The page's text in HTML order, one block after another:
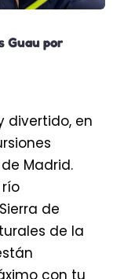
Guau por
divertido, en
Madrid.
de
de la